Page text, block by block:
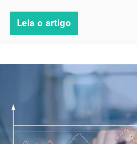
Leia o artigo